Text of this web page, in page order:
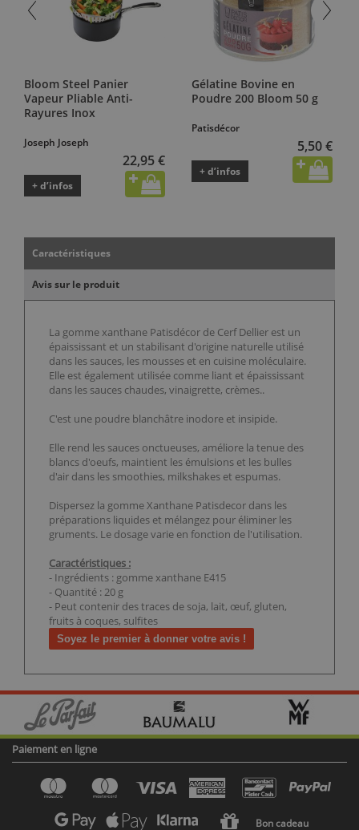
Bloom Steel Panier
Vapeur Pliable Anti-
Rayures Inox
Joseph Joseph
22,95 €
+ d’infos
Gélatine Bovine en
Poudre 200 Bloom 50 g
Patisdécor
5,50 €
+ d’infos
Caractéristiques
Avis sur le produit
La gomme xanthane Patisdécor de Cerf Dellier est un
épaississant et un stabilisant d'origine naturelle utilisé
dans les sauces, les mousses et en cuisine moléculaire.
Elle est également utilisée comme liant et épaississant
dans les sauces chaudes, vinaigrette, crèmes..
C'est une poudre blanchâtre inodore et insipide.
Elle rend les sauces onctueuses, améliore la tenue des
blancs d'oeufs, maintient les émulsions et les bulles
d'air dans les smoothies, milkshakes et espumas.
Dispersez la gomme Xanthane Patisdecor dans les
préparations liquides et mélangez pour éliminer les
gruments. Le dosage varie en fonction de l'utilisation.
Caractéristiques :
- Ingrédients : gomme xanthane E415
- Quantité : 20 g
- Peut contenir des traces de soja, lait, œuf, gluten,
fruits à coques, sulfites
Soyez le premier à donner votre avis !
Paiement en ligne
Bon cadeau